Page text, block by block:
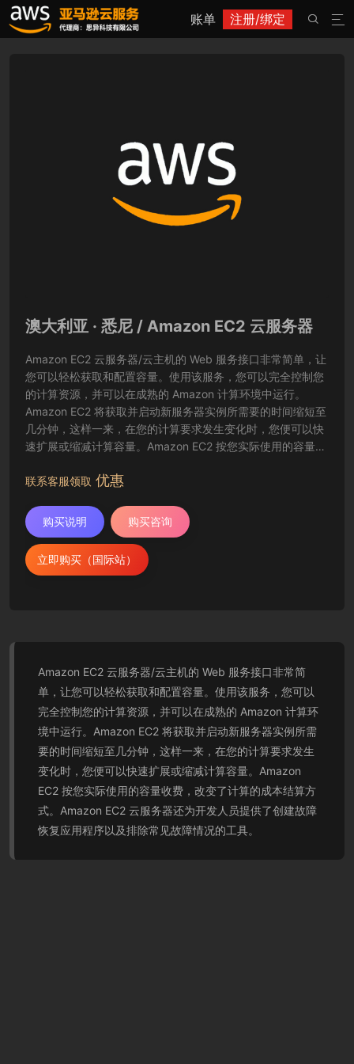
账单 注册/绑定 

澳大利亚 · 悉尼 / Amazon EC2 云服务器
Amazon EC2 云服务器/云主机的 Web 服务接口非常简单，让
您可以轻松获取和配置容量。使用该服务，您可以完全控制您
的计算资源，并可以在成熟的 Amazon 计算环境中运行。
Amazon EC2 将获取并启动新服务器实例所需要的时间缩短至
几分钟，这样一来，在您的计算要求发生变化时，您便可以快
速扩展或缩减计算容量。Amazon EC2 按您实际使用的容量收
开发人员提供了创建故障恢复应用程序以及排除常见故障情况
联系客服领取 优惠
购买说明 购买咨询
立即购买（国际站）
Amazon EC2 云服务器/云主机的 Web 服务接口非常简
单，让您可以轻松获取和配置容量。使用该服务，您可以
完全控制您的计算资源，并可以在成熟的 Amazon 计算环
境中运行。Amazon EC2 将获取并启动新服务器实例所需
要的时间缩短至几分钟，这样一来，在您的计算要求发生
变化时，您便可以快速扩展或缩减计算容量。Amazon
EC2 按您实际使用的容量收费，改变了计算的成本结算方
式。Amazon EC2 云服务器还为开发人员提供了创建故障
恢复应用程序以及排除常见故障情况的工具。